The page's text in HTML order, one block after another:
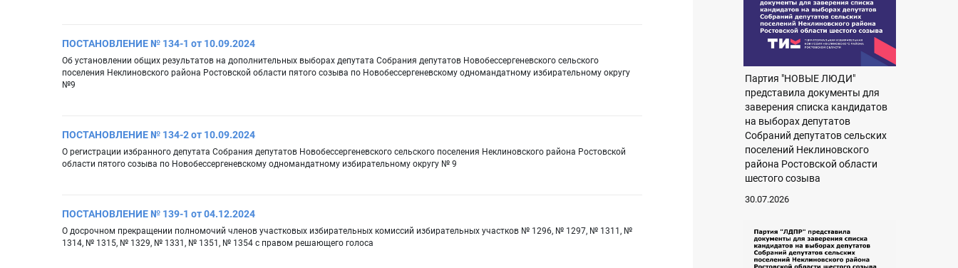
ПОСТАНОВЛЕНИЕ № 134-1 от 10.09.2024
Об установлении общих результатов на дополнительных выборах депутата Собрания депутатов Новобессергеневского сельского
поселения Неклиновского района Ростовской области пятого созыва по Новобессергеневскому одномандатному избирательному округу
№9
ПОСТАНОВЛЕНИЕ № 134-2 от 10.09.2024
О регистрации избранного депутата Собрания депутатов Новобессергеневского сельского поселения Неклиновского района Ростовской
области пятого созыва по Новобессергеневскому одномандатному избирательному округу № 9
ПОСТАНОВЛЕНИЕ № 139-1 от 04.12.2024
О досрочном прекращении полномочий членов участковых избирательных комиссий избирательных участков № 1296, № 1297, № 1311, №
1314, № 1315, № 1329, № 1331, № 1351, № 1354 с правом решающего голоса
Партия "НОВЫЕ ЛЮДИ"
представила документы для
заверения списка кандидатов
на выборах депутатов
Собраний депутатов сельских
поселений Неклиновского
района Ростовской области
шестого созыва
30.07.2026